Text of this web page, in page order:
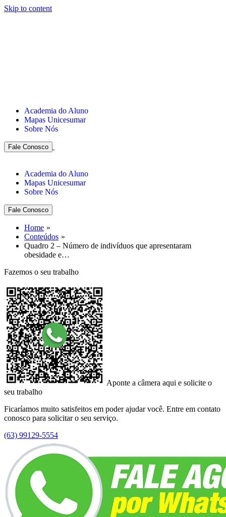
Skip to content
Academia do Aluno
Mapas Unicesumar
Sobre Nós
Fale Conosco
Academia do Aluno
Mapas Unicesumar
Sobre Nós
Fale Conosco
Home
Conteúdos
Quadro 2 – Número de indivíduos que apresentaram
obesidade e…
Fazemos o seu trabalho
Aponte a câmera aqui e solicite o
seu trabalho
Ficaríamos muito satisfeitos em poder ajudar você. Entre em contato
conosco para solicitar o seu serviço.
(63) 99129-5554